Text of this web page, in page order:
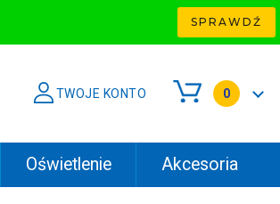
SPRAWDŹ
TWOJE KONTO 0
Oświetlenie Akcesoria